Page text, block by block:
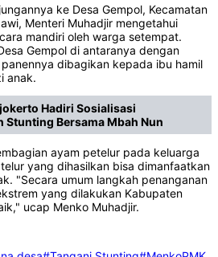
ke Desa Gempol, Kecamatan
Menteri Muhadjir mengetahui
mandiri oleh warga setempat.
Gempol di antaranya dengan
dibagikan kepada ibu hamil
anak.
Hadiri Sosialisasi
Stunting Bersama Mbah Nun
ayam petelur pada keluarga
yang dihasilkan bisa dimanfaatkan
"Secara umum langkah penanganan
yang dilakukan Kabupaten
ucap Menko Muhadjir.